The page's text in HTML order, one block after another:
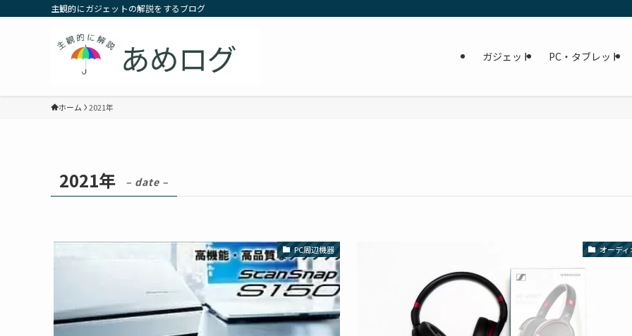
主観的にガジェットの解説をするブログ
ガジェット PC・タブレット
ホーム 2021年
2021年 – date –
PC周辺機器 オーディ